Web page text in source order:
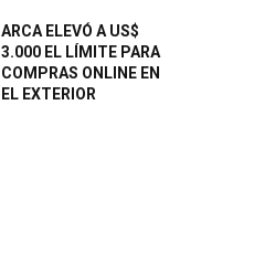
ARCA ELEVÓ A US$
3.000 EL LÍMITE PARA
COMPRAS ONLINE EN
EL EXTERIOR